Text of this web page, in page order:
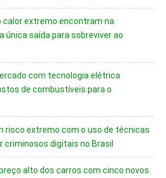
calor extremo encontram na
única saída para sobreviver ao
com tecnologia elétrica
de combustíveis para o
risco extremo com o uso de técnicas
criminosos digitais no Brasil
alto dos carros com cinco novos